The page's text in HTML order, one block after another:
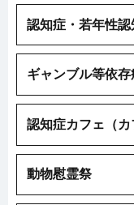
認知症・若年性
ギャンブル等依
認知症カフェ（
動物慰霊祭